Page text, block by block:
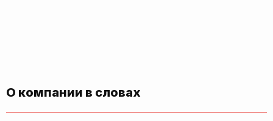
О компании в словах